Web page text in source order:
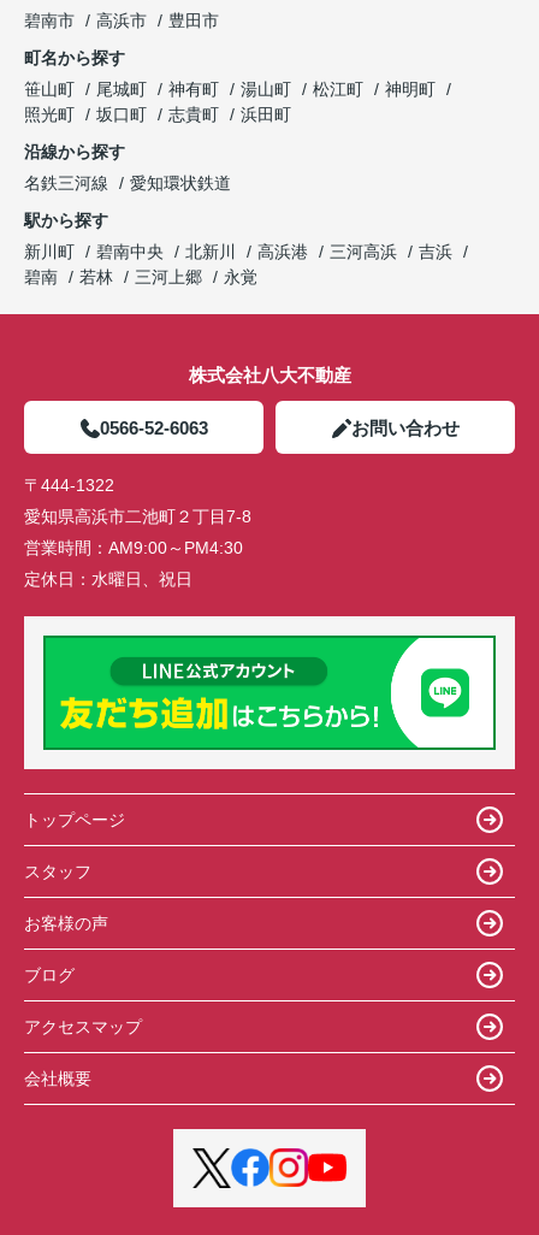
碧南市
高浜市
豊田市
町名から探す
笹山町
尾城町 神有町 湯山町 松江町
神明町
照光町
坂口町 志貴町
浜田町
沿線から探す
名鉄三河線
愛知環状鉄道
駅から探す
新川町
碧南中央 北新川 高浜港 三河高浜
吉浜
碧南
若林 三河上郷 永覚
株式会社八大不動産
0566-52-6063 お問い合わせ
〒444-1322
愛知県高浜市二池町２丁目7-8
営業時間： AM9:00～PM4:30
定休日： 水曜日、祝日
トップページ
スタッフ
お客様の声
ブログ
アクセスマップ
会社概要